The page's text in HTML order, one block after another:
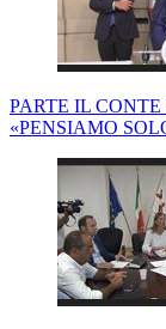
PARTE IL
«PENSIAMO